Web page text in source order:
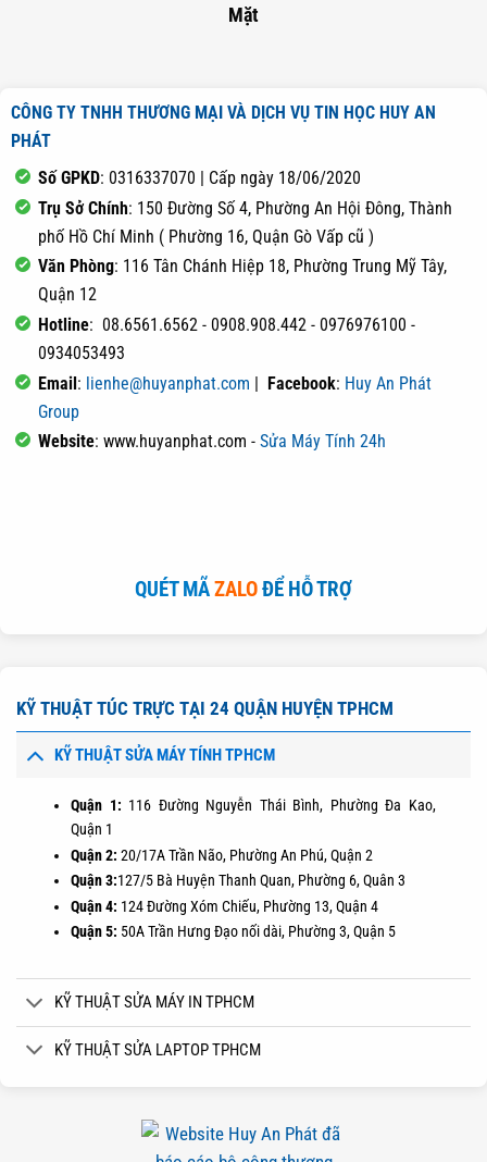
Mặt
CÔNG TY TNHH THƯƠNG MẠI VÀ DỊCH VỤ TIN HỌC HUY AN
PHÁT
Số GPKD: 0316337070 | Cấp ngày 18/06/2020
Trụ Sở Chính: 150 Đường Số 4, Phường An Hội Đông, Thành
phố Hồ Chí Minh ( Phường 16, Quận Gò Vấp cũ )
Văn Phòng: 116 Tân Chánh Hiệp 18, Phường Trung Mỹ Tây,
Quận 12
Hotline: 08.6561.6562 - 0908.908.442 - 0976976100 -
0934053493
Email: lienhe@huyanphat.com | Facebook: Huy An Phát
Group
Website: www.huyanphat.com - Sửa Máy Tính 24h
QUÉT MÃZALOĐỂ HỖ TRỢ
KỸ THUẬT TÚC TRỰC TẠI 24 QUẬN HUYỆN TPHCM
KỸ THUẬT SỬA MÁY TÍNH TPHCM
Quận 1: 116 Đường Nguyễn Thái Bình, Phường Đa Kao,
Quận 1
Quận 2:20/17A Trần Não, Phường An Phú, Quận 2
Quận 3:127/5 Bà Huyện Thanh Quan, Phường 6, Quân 3
Quận 4: 124 Đường Xóm Chiếu, Phường 13, Quận 4
Quận 5: 50A Trần Hưng Đạo nối dài, Phường 3, Quận 5
KỸ THUẬT SỬA MÁY IN TPHCM
KỸ THUẬT SỬA LAPTOP TPHCM